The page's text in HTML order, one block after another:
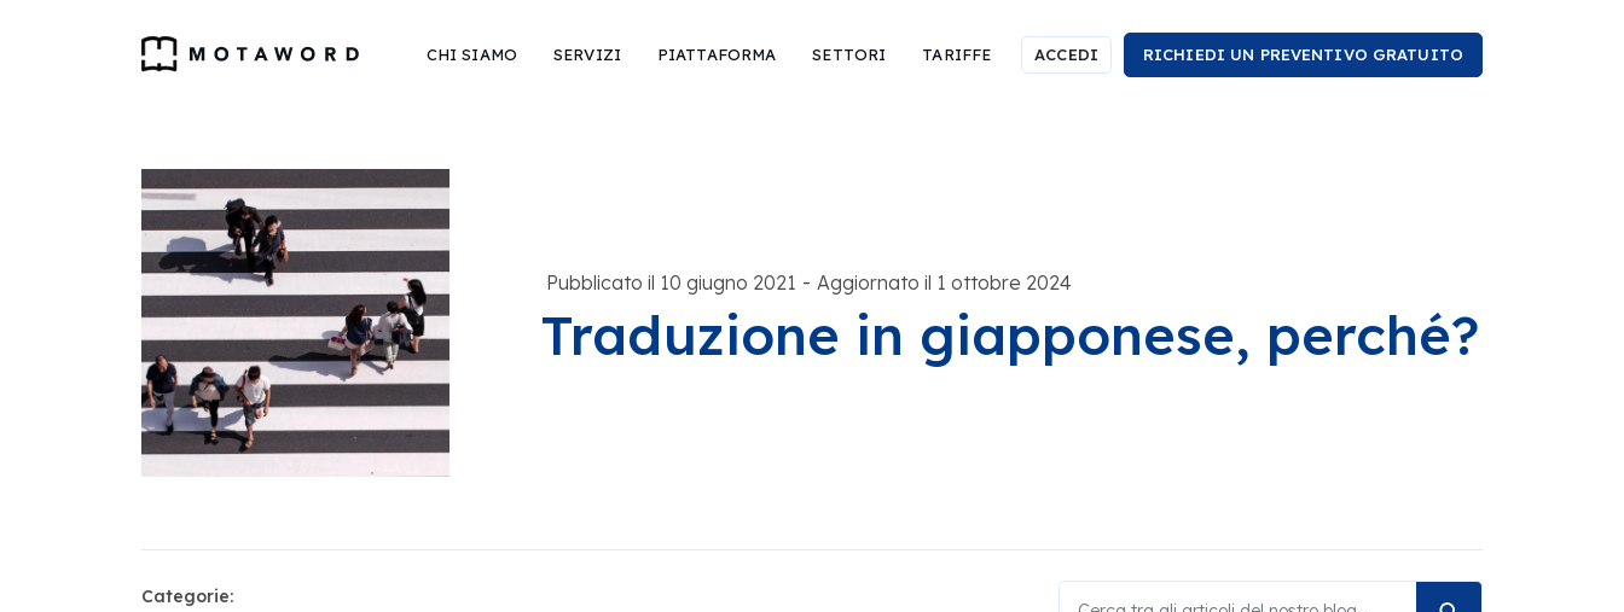
CHI SIAMO SERVIZI PIATTAFORMA SETTORI TARIFFE ACCEDI RICHIEDI UN PREVENTIVO GRATUITO
Pubblicato il 10 giugno 2021 - Aggiornato il 1 ottobre 2024
Traduzione in giapponese, perché?
Categorie: